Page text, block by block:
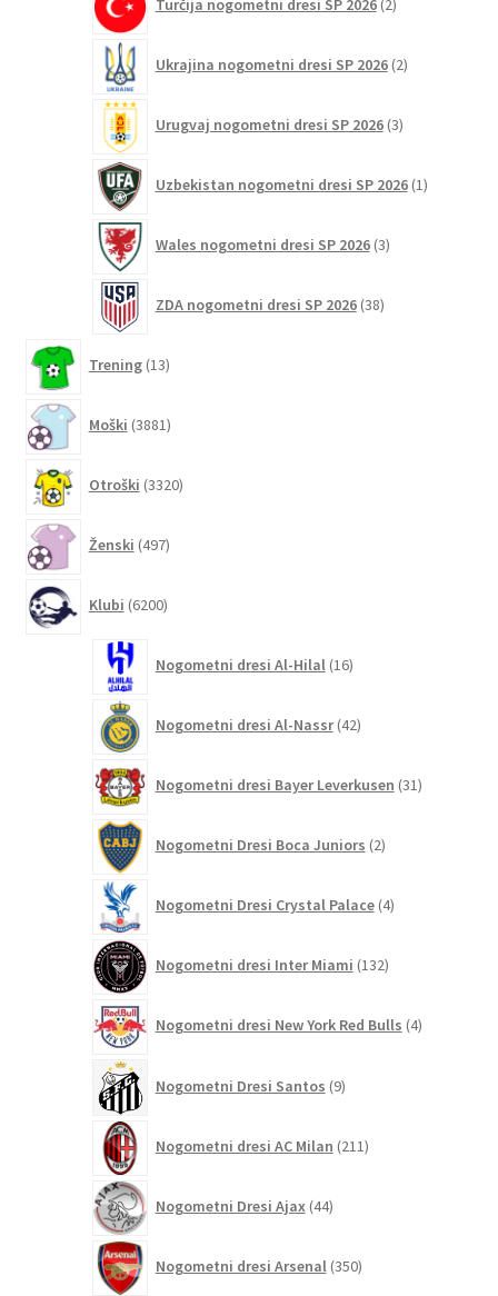
Turčija nogometni dresi SP 2026 2izdelka
Ukrajina nogometni dresi SP 2026 2izdelka
Urugvaj nogometni dresi SP 2026 3izdelki
Uzbekistan nogometni dresi SP 2026 1izdelek
Wales nogometni dresi SP 2026 3izdelki
ZDA nogometni dresi SP 2026 38izdelkov
Trening 13izdelkov
Moški 3881izdelkov
Otroški 3320izdelkov
Ženski 497izdelkov
Klubi 6200izdelkov
Nogometni dresi Al-Hilal 16izdelkov
Nogometni dresi Al-Nassr 42izdelkov
Nogometni dresi Bayer Leverkusen 31izdelkov
Nogometni Dresi Boca Juniors 2izdelka
Nogometni Dresi Crystal Palace 4izdelki
Nogometni dresi Inter Miami 132izdelkov
Nogometni dresi New York Red Bulls 4izdelki
Nogometni Dresi Santos 9izdelkov
Nogometni dresi AC Milan 211izdelkov
Nogometni Dresi Ajax 44izdelkov
Nogometni dresi Arsenal 350izdelkov